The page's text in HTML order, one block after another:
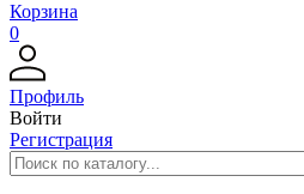
Корзина
0
Профиль
Войти
Регистрация